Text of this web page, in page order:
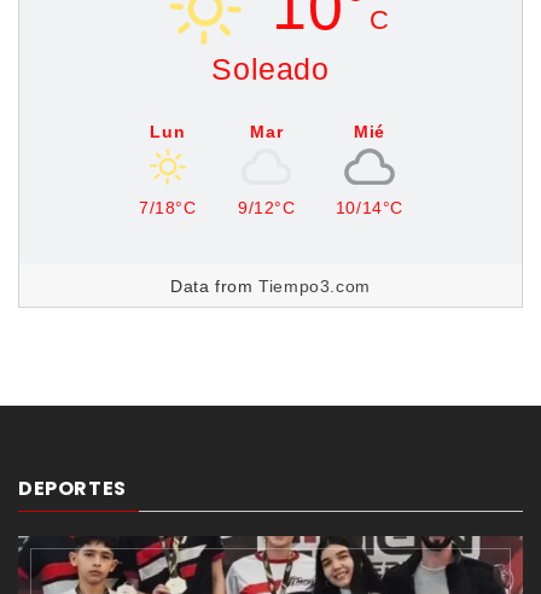
C
Soleado
Lun
7/18°C
Mar
9/12°C
Mié
10/14°C
Data fromTiempo3.com
DEPORTES